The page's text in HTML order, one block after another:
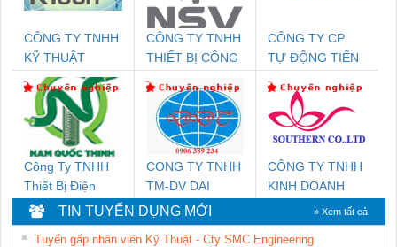
CÔNG TY TNHH
KỸ THUẬT
KTECH VIỆT
NAM
CÔNG TY TNHH
THIẾT BỊ CÔNG
SETSUBI VIỆT
NAM
CÔNG TY CP
TỰ ĐỘNG TIẾN
Công Ty TNHH
Thiết Bị Điện
Nam Quốc Thịnh
CONG TY TNHH
TM-DV DAI
DONG THANH
CÔNG TY TNHH
KINH DOANH
DỊCH VỤ XNK
PHƯƠNG NAM
TIN TUYỂN DỤNG MỚI » Xem tất cả
Tuyển gấp nhân viên Kỹ Thuật - Cty SMC Engineering